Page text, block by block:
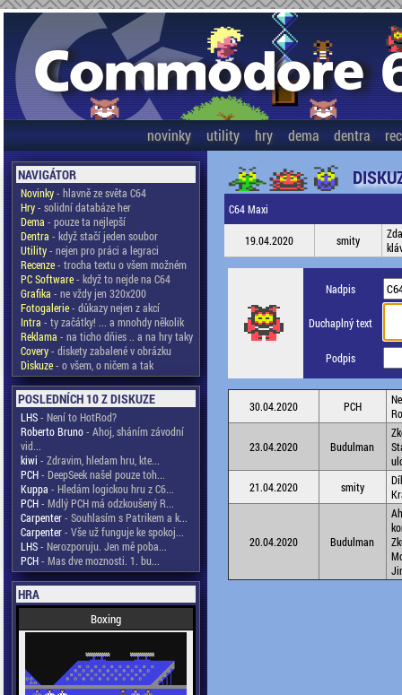
novinky utility hry dema dentra
NAVIGÁTOR
Novinky- hlavně ze světa C64
Hry- solidní databáze her
Dema - pouze ta nejlepší
Dentra - když stačí jeden soubor
Utility- nejen pro práci a legraci
Recenze- trocha textu o všem možném
PC Software- když to nejde na C64
Grafika - ne vždy jen 320x200
Fotogalerie- důkazy nejen z akcí
Intra - ty začátky! ... a mnohdy několik
Reklama - na ticho dňies .. a na hry taky
Covery- diskety zabalené v obrázku
Diskuze- o všem, o ničem a tak
POSLEDNÍCH 10 Z DISKUZE
LHS- Není to HotRod?
Roberto Bruno- Ahoj, sháním závodní
vid...
kiwi - Zdravim, hledam hru, kte...
PCH- DeepSeek našel pouze toh...
Kuppa - Hledám logickou hru z C6...
PCH- Mdlý PCH má odzkoušený R...
Carpenter- Souhlasím s Patrikem a k...
Carpenter- Vše už funguje ke spokoj...
LHS- Nerozporuju. Jen mě poba...
PCH- Mas dve moznosti. 1. bu...
HRA
Boxing
C64 Maxi
19.04.2020 smity
Nadpis
Duchaplný text
Podpis
30.04.2020 PCH
23.04.2020 Budulman
21.04.2020
smity
20.04.2020 Budulman